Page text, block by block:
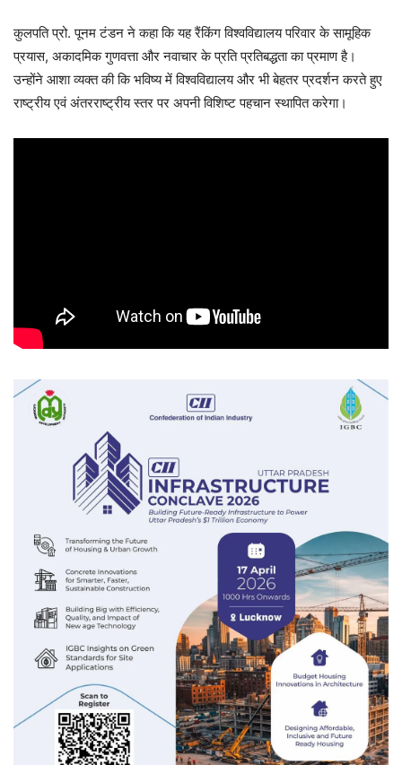
कुलपति प्रो. पूनम टंडन ने कहा कि यह रैंकिंग विश्वविद्यालय परिवार के सामूहिक
प्रयास, अकादमिक गुणवत्ता और नवाचार के प्रति प्रतिबद्धता का प्रमाण है।
उन्होंने आशा व्यक्त की कि भविष्य में विश्वविद्यालय और भी बेहतर प्रदर्शन करते हुए
राष्ट्रीय एवं अंतरराष्ट्रीय स्तर पर अपनी विशिष्ट पहचान स्थापित करेगा।